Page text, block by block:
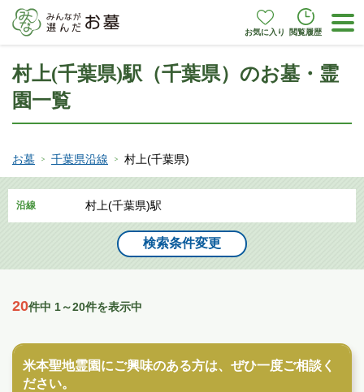
お気に入り 閲覧履歴
村上(千葉県)駅（千葉県）のお墓・霊
園一覧
お墓 千葉県沿線 村上(千葉県)
沿線 村上(千葉県)駅
検索条件変更
20件中 1～20件を表示中
米本聖地霊園にご興味のある方は、ぜひ一度ご相談く
ださい。